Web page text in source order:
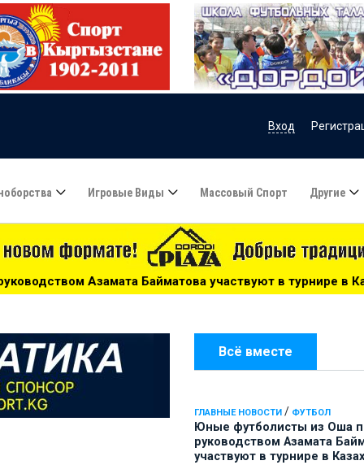
Вход
Игровые Виды Массовый Спорт Другие
в турнире в Казахстане - 15:51 ***Сборную
Всё вместе
ГЛАВНЫЕ НОВОСТИ / ФУТБОЛ
Юные футболисты из Оша
руководством Азамата
участвуют в турнире в